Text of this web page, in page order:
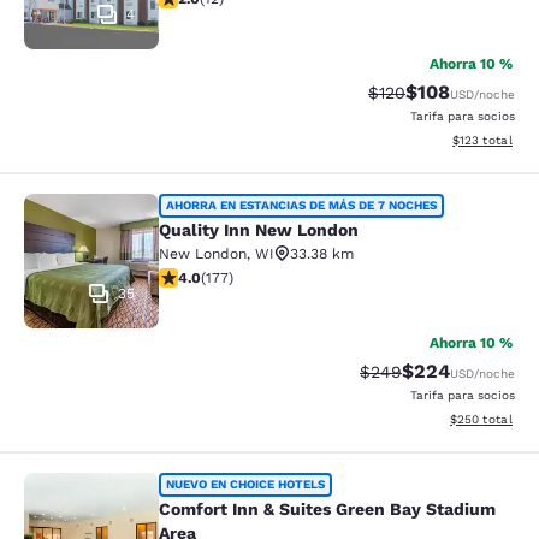
4
Ahorra 10 %
Tarifa tachada:
$120Tarifa reducida:
$108USD/noche
Tarifa para socios
Ver detalles
$123 total
Quality Inn New London
35
AHORRA EN ESTANCIAS DE MÁS DE 7 NOCHES
Quality Inn New London
New London, WI
33.38 km
Calificación de 4.03 estrellas. Muy bueno. 177 reseñas
4.0(177)
Ahorra 10 %
Tarifa tachada:
$249Tarifa reducida:
$224USD/noche
Tarifa para socios
Ver detalles
$250 total
Comfort Inn & Suites Green Bay
NUEVO EN CHOICE HOTELS
Comfort Inn & Suites Green Bay Stadium
Area